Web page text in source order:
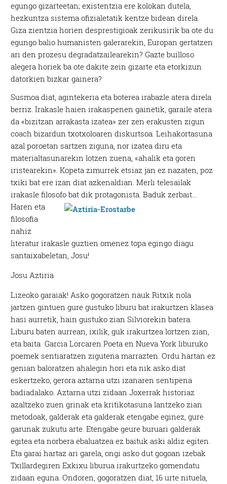
egungo gizarteetan; existentzia ere kolokan dutela,
hezkuntza sistema ofizialetatik kentze bidean direla.
Giza zientzia horien desprestigioak zerikusirik ba ote du
egungo balio humanisten galerarekin, Europan gertatzen
ari den prozesu degradatzailearekin? Gazte builloso
alegera horiek ba ote dakite zein gizarte eta etorkizun
datorkien bizkar gainera?
Susmoa diat, agintekeria eta boterea irabazle atera direla
berriz. Irakasle haien irakaspenen gainetik, garaile atera
da «bizitzan arrakasta izatea» zer zen erakusten zigun
coach bizardun txotxoloaren diskurtsoa. Leihakortasuna
azal poroetan sartzen ziguna, nor izatea diru eta
materialtasunarekin lotzen zuena, «ahalik eta goren
iristearekin». Kopeta zimurrek etsiaz jan ez nazaten, poz
txiki bat ere izan diat azkenaldian. Merli telesailak
irakasle filosofo bat dik protagonista. Baduk zerbait…
Haren eta
filosofia
nahiz
literatur irakasle guztien omenez topa egingo diagu
santaixabeletan, Josu!
Josu Aztiria
Lizeoko garaiak! Asko gogoratzen nauk Ritxik nola
jartzen gintuen gure gustuko liburu bat irakurtzen klasea
hasi aurretik, hain gustuko zian Silviorekin batera.
Liburu baten aurrean, ixilik, guk irakurtzea lortzen zian,
eta baita Garcia Lorcaren Poeta en Nueva York liburuko
poemek sentiaratzen zigutena marrazten. Ordu hartan ez
genian baloratzen ahalegin hori eta nik asko diat
eskertzeko, gerora aztarna utzi izanaren sentipena
badiadalako. Aztarna utzi zidaan Joxerrak historiaz
azaltzeko zuen grinak eta kritikotasuna lantzeko zian
metodoak, galderak eta galderak etengabe eginez, gure
garunak zukutu arte. Etengabe geure buruari galderak
egitea eta norbera ebaluatzea ez baituk aski aldiz egiten.
Eta garai hartaz ari garela, ongi asko dut gogoan izebak
Txillardegiren Exkixu liburua irakurtzeko gomendatu
zidaan eguna. Ondoren, gogoratzen diat, 16 urte nituela,